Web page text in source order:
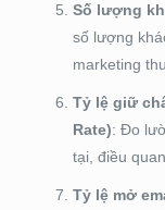
Số lượng
số lượng
marketing
Tỷ lệ giữ
Rate): Đo
tại, điều
Tỷ lệ mở